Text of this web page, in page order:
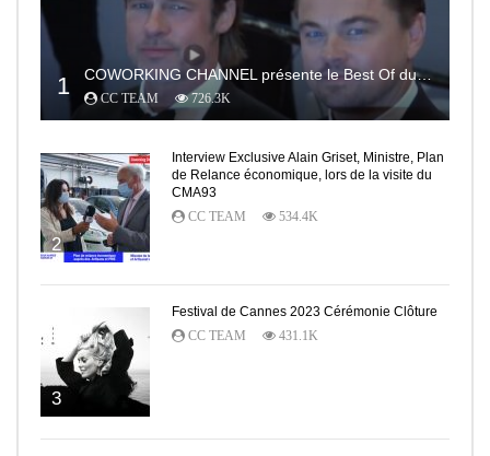
1 COWORKING CHANNEL présente le Best Of du RedCarpet du Festival de Cannes
CC TEAM 726.3K
2
Interview Exclusive Alain Griset, Ministre, Plan
de Relance économique, lors de la visite du
CMA93
CC TEAM
534.4K
3
Festival de Cannes 2023 Cérémonie Clôture
CC TEAM
431.1K